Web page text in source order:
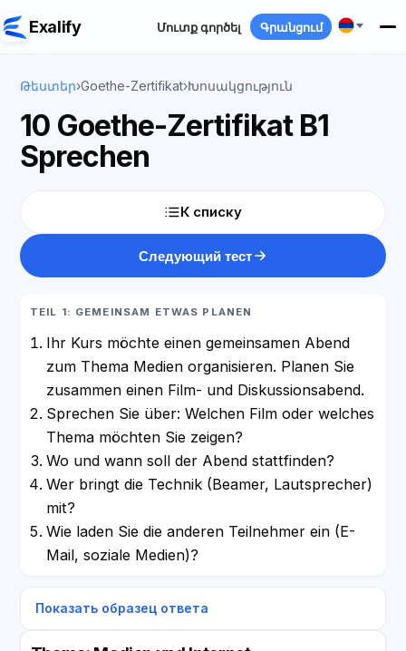
Exalify Մուտք գործել Գրանցում
Թեստեր›Goethe-Zertifikat›Խոսակցություն
10 Goethe-Zertifikat B1
Sprechen
К списку
Следующий тест
TEIL 1: GEMEINSAM ETWAS PLANEN
Ihr Kurs möchte einen gemeinsamen Abend
zum Thema Medien organisieren. Planen Sie
zusammen einen Film- und Diskussionsabend.
Sprechen Sie über: Welchen Film oder welches
Thema möchten Sie zeigen?
Wo und wann soll der Abend stattfinden?
Wer bringt die Technik (Beamer, Lautsprecher)
mit?
Wie laden Sie die anderen Teilnehmer ein (E-
Mail, soziale Medien)?
Показать образец ответа